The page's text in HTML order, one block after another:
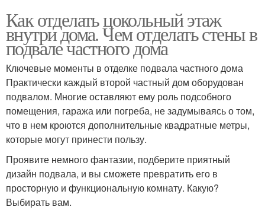
Как отделать цокольный этаж
внутри дома. Чем отделать стены в
подвале частного дома
Ключевые моменты в отделке подвала частного дома
Практически каждый второй частный дом оборудован
подвалом. Многие оставляют ему роль подсобного
помещения, гаража или погреба, не задумываясь о том,
что в нем кроются дополнительные квадратные метры,
которые могут принести пользу.
Проявите немного фантазии, подберите приятный
дизайн подвала, и вы сможете превратить его в
просторную и функциональную комнату. Какую?
Выбирать вам.